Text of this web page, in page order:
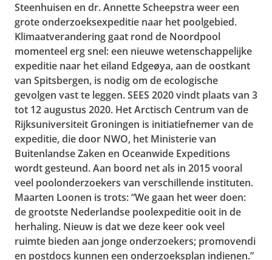
Steenhuisen en dr. Annette Scheepstra weer een
grote onderzoeksexpeditie naar het poolgebied.
Klimaatverandering gaat rond de Noordpool
momenteel erg snel: een nieuwe wetenschappelijke
expeditie naar het eiland Edgeøya, aan de oostkant
van Spitsbergen, is nodig om de ecologische
gevolgen vast te leggen. SEES 2020 vindt plaats van 3
tot 12 augustus 2020. Het Arctisch Centrum van de
Rijksuniversiteit Groningen is initiatiefnemer van de
expeditie, die door NWO, het Ministerie van
Buitenlandse Zaken en Oceanwide Expeditions
wordt gesteund. Aan boord net als in 2015 vooral
veel poolonderzoekers van verschillende instituten.
Maarten Loonen is trots: “We gaan het weer doen:
de grootste Nederlandse poolexpeditie ooit in de
herhaling. Nieuw is dat we deze keer ook veel
ruimte bieden aan jonge onderzoekers; promovendi
en postdocs kunnen een onderzoeksplan indienen.”